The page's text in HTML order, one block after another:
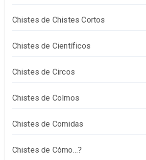
Chistes de Chistes Cortos
Chistes de Científicos
Chistes de Circos
Chistes de Colmos
Chistes de Comidas
Chistes de Cómo…?